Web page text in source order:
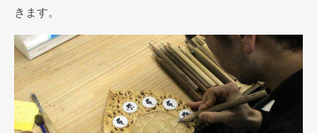
きます。